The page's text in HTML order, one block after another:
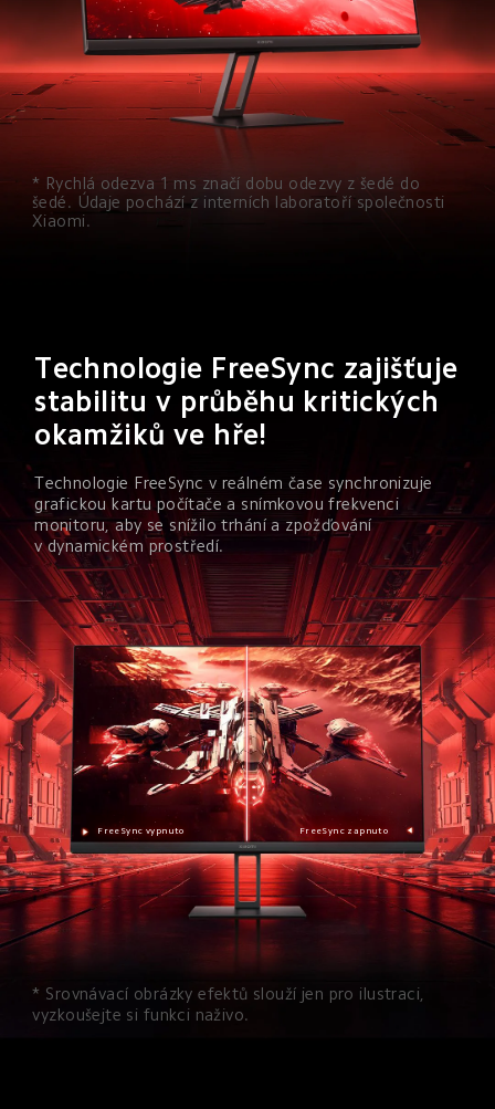
* Rychlá odezva 1 ms značí dobu odezvy z šedé do
šedé. Údaje pochází z interních laboratoří společnosti
Xiaomi.
Technologie FreeSync zajišťuje
stabilitu v průběhu kritických
okamžiků ve hře!
Technologie FreeSync v reálném čase synchronizuje
grafickou kartu počítače a snímkovou frekvenci
monitoru, aby se snížilo trhání a zpožďování
v dynamickém prostředí.
FreeSync vypnuto FreeSync zapnuto
* Srovnávací obrázky efektů slouží jen pro ilustraci,
vyzkoušejte si funkci naživo.